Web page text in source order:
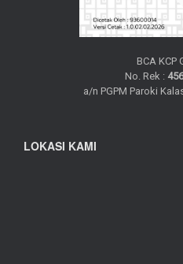
BCA KCP
No. Rek :
a/n PGPM Paroki
LOKASI KAMI